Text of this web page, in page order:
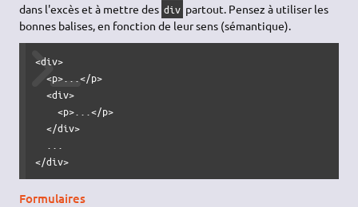
dans l'excès et à mettre des div partout. Pensez à utiliser les
bonnes balises, en fonction de leur sens (sémantique).
<div>
  <p>...</p>
  <div>
    <p>...</p>
  </div>
</div>
Formulaires